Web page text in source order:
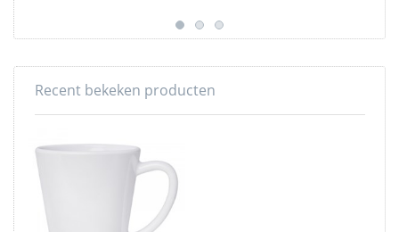
Recent bekeken producten